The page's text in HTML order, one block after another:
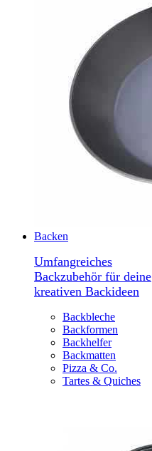
Backen
Umfangreiches
Backzubehör für deine
kreativen Backideen
Backbleche
Backformen
Backhelfer
Backmatten
Pizza & Co.
Tartes & Quiches